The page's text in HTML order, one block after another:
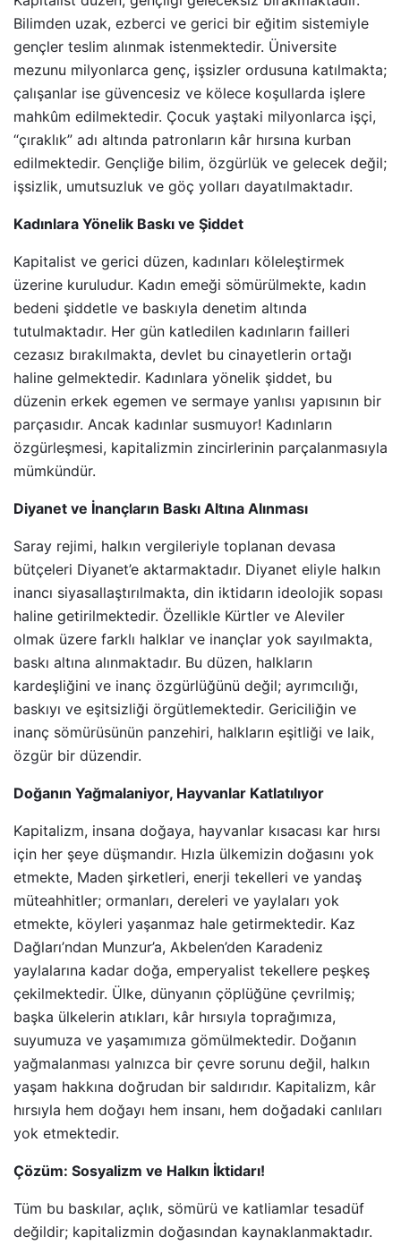
Bilimden uzak, ezberci ve gerici bir eğitim sistemiyle
gençler teslim alınmak istenmektedir. Üniversite
mezunu milyonlarca genç, işsizler ordusuna katılmakta;
çalışanlar ise güvencesiz ve kölece koşullarda işlere
mahkûm edilmektedir. Çocuk yaştaki milyonlarca işçi,
“çıraklık” adı altında patronların kâr hırsına kurban
edilmektedir. Gençliğe bilim, özgürlük ve gelecek değil;
işsizlik, umutsuzluk ve göç yolları dayatılmaktadır.
Kadınlara Yönelik Baskı ve Şiddet
Kapitalist ve gerici düzen, kadınları köleleştirmek
üzerine kuruludur. Kadın emeği sömürülmekte, kadın
bedeni şiddetle ve baskıyla denetim altında
tutulmaktadır. Her gün katledilen kadınların failleri
cezasız bırakılmakta, devlet bu cinayetlerin ortağı
haline gelmektedir. Kadınlara yönelik şiddet, bu
düzenin erkek egemen ve sermaye yanlısı yapısının bir
parçasıdır. Ancak kadınlar susmuyor! Kadınların
özgürleşmesi, kapitalizmin zincirlerinin parçalanmasıyla
mümkündür.
Diyanet ve İnançların Baskı Altına Alınması
Saray rejimi, halkın vergileriyle toplanan devasa
bütçeleri Diyanet’e aktarmaktadır. Diyanet eliyle halkın
inancı siyasallaştırılmakta, din iktidarın ideolojik sopası
haline getirilmektedir. Özellikle Kürtler ve Aleviler
olmak üzere farklı halklar ve inançlar yok sayılmakta,
baskı altına alınmaktadır. Bu düzen, halkların
kardeşliğini ve inanç özgürlüğünü değil; ayrımcılığı,
baskıyı ve eşitsizliği örgütlemektedir. Gericiliğin ve
inanç sömürüsünün panzehiri, halkların eşitliği ve laik,
özgür bir düzendir.
Doğanın Yağmalaniyor, Hayvanlar Katlatılıyor
Kapitalizm, insana doğaya, hayvanlar kısacası kar hırsı
için her şeye düşmandır. Hızla ülkemizin doğasını yok
etmekte, Maden şirketleri, enerji tekelleri ve yandaş
müteahhitler; ormanları, dereleri ve yaylaları yok
etmekte, köyleri yaşanmaz hale getirmektedir. Kaz
Dağları’ndan Munzur’a, Akbelen’den Karadeniz
yaylalarına kadar doğa, emperyalist tekellere peşkeş
çekilmektedir. Ülke, dünyanın çöplüğüne çevrilmiş;
başka ülkelerin atıkları, kâr hırsıyla toprağımıza,
suyumuza ve yaşamımıza gömülmektedir. Doğanın
yağmalanması yalnızca bir çevre sorunu değil, halkın
yaşam hakkına doğrudan bir saldırıdır. Kapitalizm, kâr
hırsıyla hem doğayı hem insanı, hem doğadaki canlıları
yok etmektedir.
Çözüm: Sosyalizm ve Halkın İktidarı!
Tüm bu baskılar, açlık, sömürü ve katliamlar tesadüf
değildir; kapitalizmin doğasından kaynaklanmaktadır.